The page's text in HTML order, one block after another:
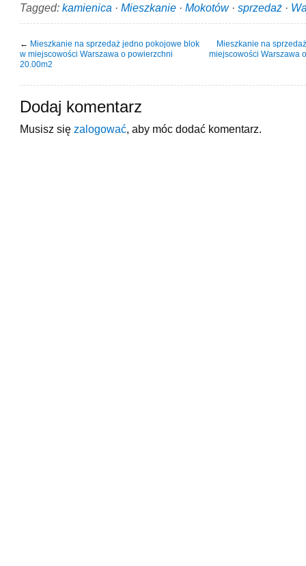
Tagged: kamienica · Mieszkanie · Mokotów· sprzedaż ·
← Mieszkanie na sprzedaż jedno pokojowe blok
w miejscowości Warszawa o powierzchni
20.00m2
Mieszkanie na
miejscowości Warszawa
Dodaj komentarz
Musisz się zalogować , aby móc dodać komentarz.